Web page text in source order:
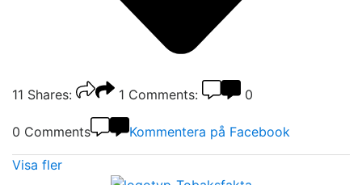
11 Shares: 1 Comments: 0
0 Comments Kommentera på Facebook
Visa fler